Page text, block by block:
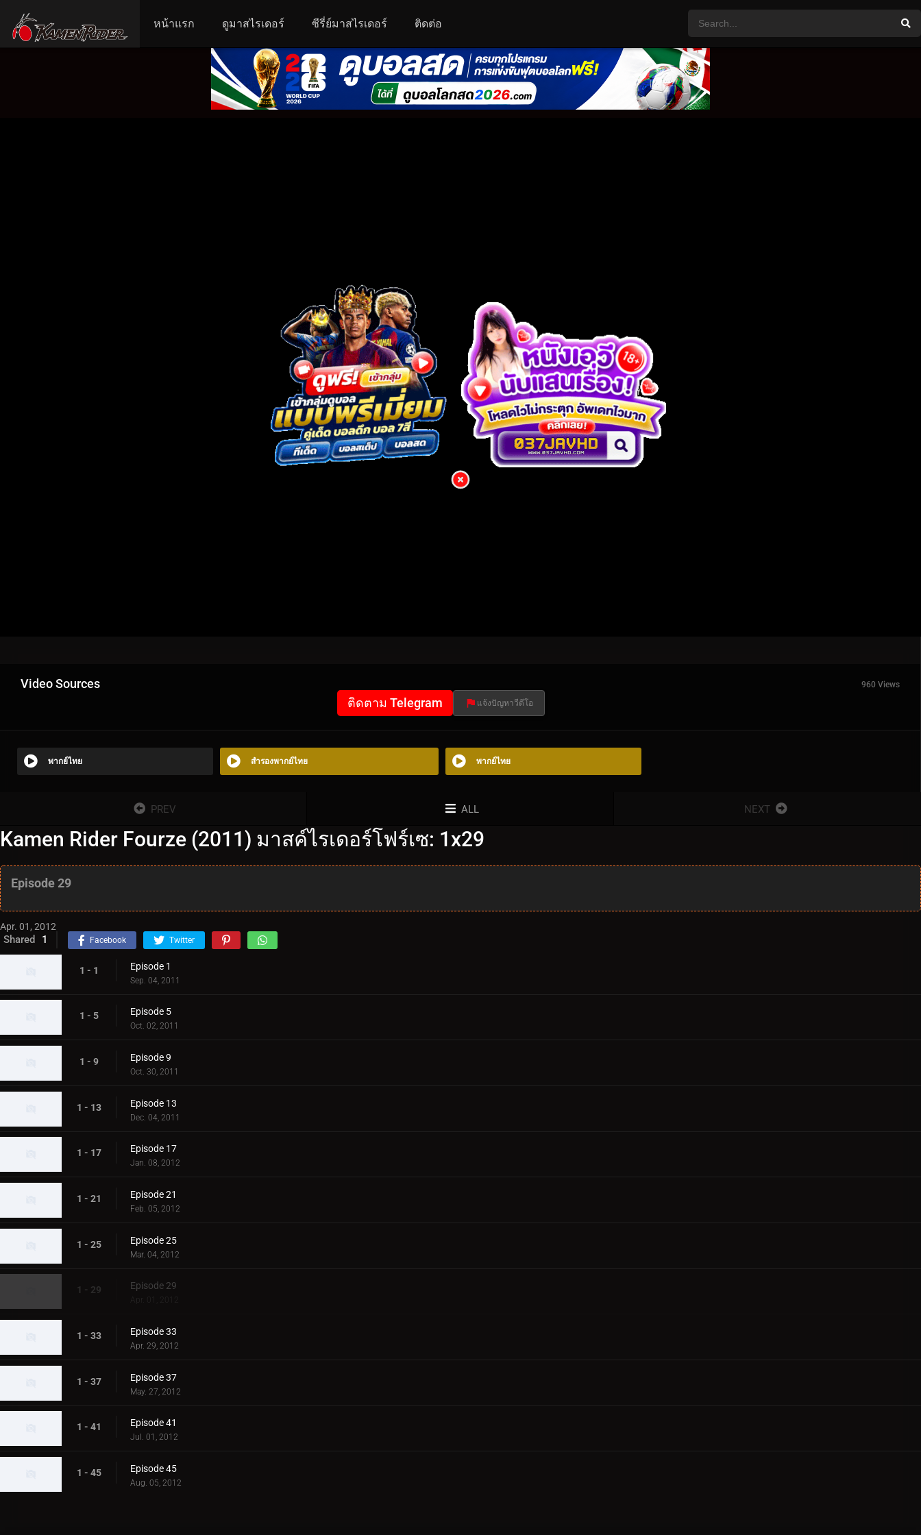
หน้าแรก ดูมาสไรเดอร์ ซีรี่ย์มาสไรเดอร์ ติดต่อ
Video Sources 960 Views
ติดตาม Telegram แจ้งปัญหาวีดีโอ
พากย์ไทย สำรองพากย์ไทย พากย์ไทย
PREV ALL NEXT
Kamen Rider Fourze (2011) มาสค์ไรเดอร์โฟร์เซ: 1x29
Episode 29
Apr. 01, 2012
Shared 1 Facebook Twitter
1 - 1 Episode 1
Sep. 04, 2011
1 - 5 Episode 5
Oct. 02, 2011
1 - 9 Episode 9
Oct. 30, 2011
1 - 13 Episode 13
Dec. 04, 2011
1 - 17 Episode 17
Jan. 08, 2012
1 - 21 Episode 21
Feb. 05, 2012
1 - 25 Episode 25
Mar. 04, 2012
1 - 29 Episode 29
Apr. 01, 2012
1 - 33 Episode 33
Apr. 29, 2012
1 - 37 Episode 37
May. 27, 2012
1 - 41 Episode 41
Jul. 01, 2012
1 - 45 Episode 45
Aug. 05, 2012